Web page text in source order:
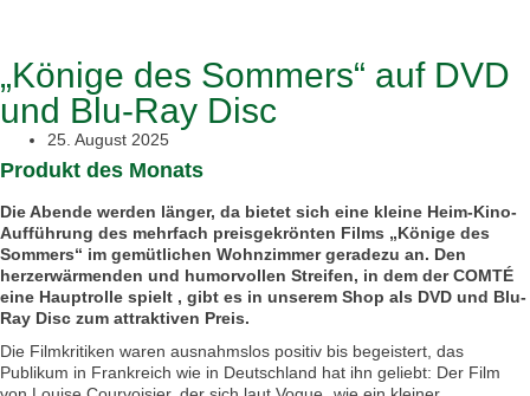
„Könige des Sommers“ auf DVD
und Blu-Ray Disc
25. August 2025
Produkt des Monats
Die Abende werden länger, da bietet sich eine kleine Heim-Kino-
Aufführung des mehrfach preisgekrönten Films „Könige des
Sommers“ im gemütlichen Wohnzimmer geradezu an. Den
herzerwärmenden und humorvollen Streifen, in dem der COMTÉ
eine Hauptrolle spielt , gibt es in unserem Shop als DVD und Blu-
Ray Disc zum attraktiven Preis.
Die Filmkritiken waren ausnahmslos positiv bis begeistert, das
Publikum in Frankreich wie in Deutschland hat ihn geliebt: Der Film